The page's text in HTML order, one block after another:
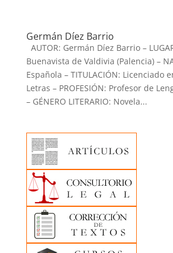
Germán Díez Barrio
AUTOR: Germán Díez Barrio –
Buenavista de Valdivia (Palencia) –
Española – TITULACIÓN: Licenciado
Letras – PROFESIÓN: Profesor de
– GÉNERO LITERARIO: Novela...